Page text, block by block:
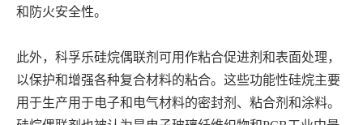
和防火安全性。
此外，科孚乐硅烷偶联剂可用作粘合促进剂和表面处理，
以保护和增强各种复合材料的粘合。这些功能性硅烷主要
用于生产用于电子和电气材料的密封剂、粘合剂和涂料。